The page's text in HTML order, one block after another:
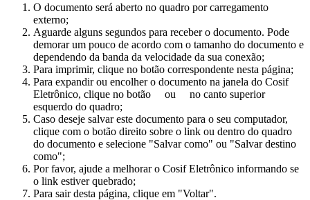
O documento será aberto no quadro por carregamento
externo;
Aguarde alguns segundos para receber o documento. Pode
demorar um pouco de acordo com o tamanho do documento e
dependendo da banda da velocidade da sua conexão;
Para imprimir, clique no botão correspondente nesta página;
Para expandir ou encolher o documento na janela do Cosif
Eletrônico, clique no botão
ou
no canto superior
esquerdo do quadro;
Caso deseje salvar este documento para o seu computador,
clique com o botão direito sobre o link ou dentro do quadro
do documento e selecione "Salvar como" ou "Salvar destino
como";
Por favor, ajude a melhorar o Cosif Eletrônico informando se
o link estiver quebrado;
Para sair desta página, clique em "Voltar".